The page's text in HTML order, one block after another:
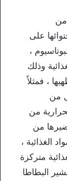
من
على
،
وذلك
، فمثلاً
من
من
من
الغذائية ،
متركزة
البطاطا